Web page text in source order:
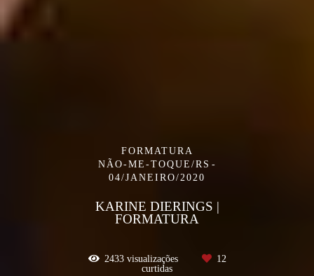
FORMATURA
NÃO-ME-TOQUE/RS
04/JANEIRO/2020
KARINE DIERINGS |
FORMATURA
2433visualizações
12
curtidas